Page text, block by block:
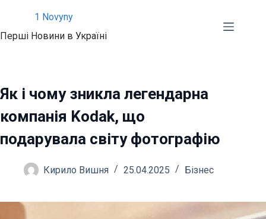
вмісту
1 Novyny
Перші Новини в Україні
Як і чому зникла легендарна
компанія Kodak, що
подарувала світу фотографію
Кирило Вишня 25.04.2025 Бізнес